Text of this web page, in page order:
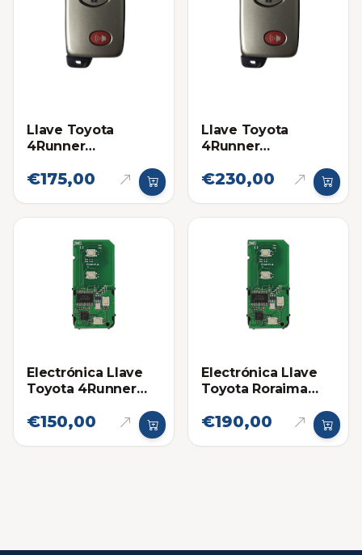
Llave Toyota
4Runner
€175,00
Llave Toyota
4Runner
Eléctronica original
€230,00
Electrónica Llave
Toyota 4Runner
€150,00
Electrónica Llave
Toyota Roraima
HYQ14AEM
€190,00